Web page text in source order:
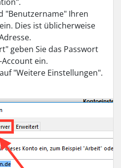
"Benutzername" Ihren
Dies ist üblicherweise
geben Sie das Passwort
ein.
"Weitere Einstellungen".